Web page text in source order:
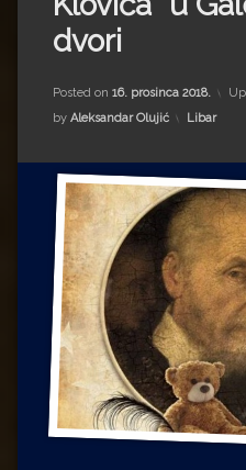
Impressum
Milenko Strižak
Drugi autori
Drugi autori
Matea Andrić
Ljiljana Lekanić-Kljaić
Željko Krznarić
Mario Lovreković
Miroslav Šantek
dvori
Posted on 16. prosinca 2018.
by Aleksandar Olujić Kategorije:
Libar